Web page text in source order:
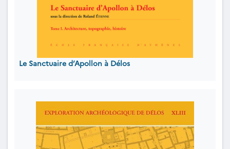
Le Sanctuaire d’Apollon à Délos